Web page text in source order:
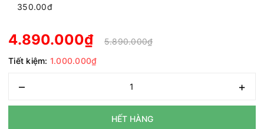
350.00đ
4.890.000₫
5.890.000₫
Tiết kiệm: 1.000.000₫
– +
HẾT HÀNG